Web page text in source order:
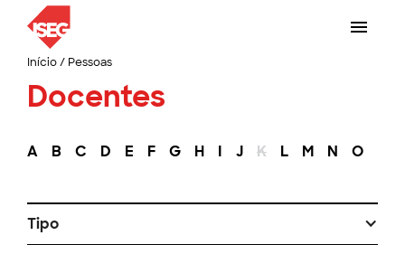
Início/ Pessoas
Docentes
A B C D E F G H I J K L M N O
Tipo